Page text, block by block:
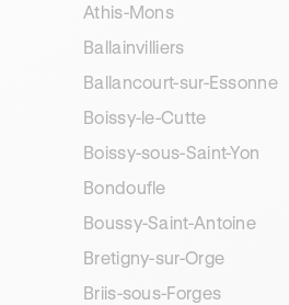
Athis-Mons
Ballainvilliers
Ballancourt-sur-Essonne
Boissy-le-Cutte
Boissy-sous-Saint-Yon
Bondoufle
Boussy-Saint-Antoine
Bretigny-sur-Orge
Briis-sous-Forges